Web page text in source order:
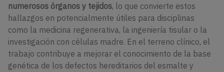
numerosos órganos y tejidos, lo que convierte estos
hallazgos en potencialmente útiles para disciplinas
como la medicina regenerativa, la ingeniería tisular o la
investigación con células madre. En el terreno clínico, el
trabajo contribuye a mejorar el conocimiento de la base
genética de los defectos hereditarios del esmalte y